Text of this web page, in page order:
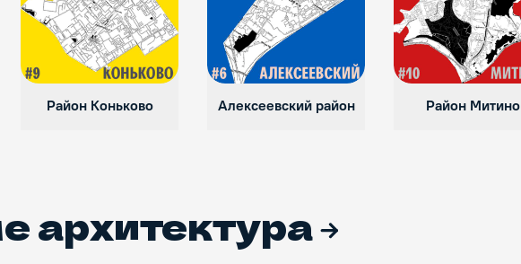
Район Коньково Алексеевский район Район Митино
архитектура